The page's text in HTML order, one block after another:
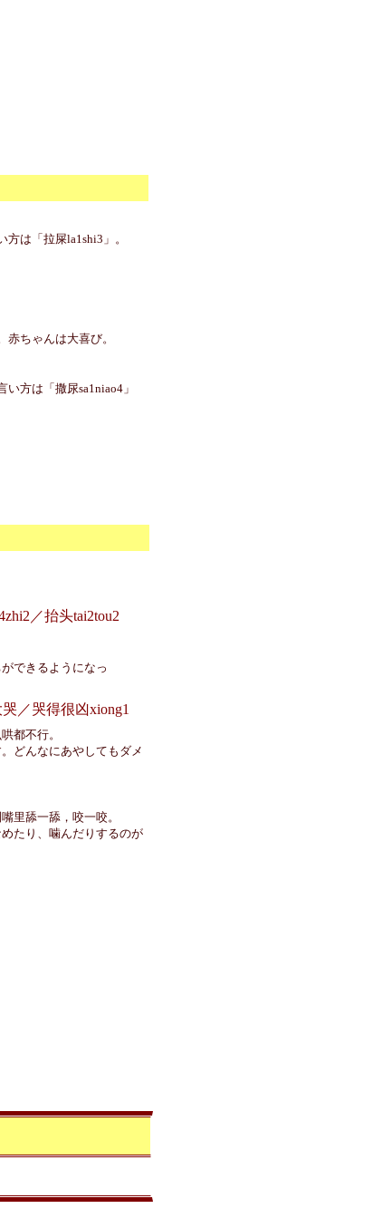
は「拉屎la1shi3」。
ちゃんは大喜び。
方は「撒尿sa1niao4」
／抬头tai2tou2
できるようになっ
／哭得很凶xiong1
都不行。
どんなにあやしてもダメ
里舔一舔，咬一咬。
たり、噛んだりするのが